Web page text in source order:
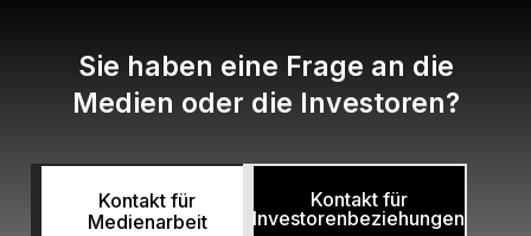
Sie haben eine Frage an die
Medien oder die Investoren?
Kontakt für
Medienarbeit
Kontakt für
Investorenbeziehungen